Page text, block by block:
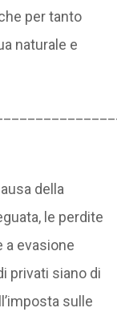
per tanto
naturale e
della
le perdite
a evasione
privati siano di
sulle